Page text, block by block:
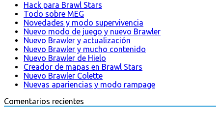
Hack para Brawl Stars
Todo sobre MEG
Novedades y modo supervivencia
Nuevo modo de juego y nuevo Brawler
Nuevo Brawler y actualización
Nuevo Brawler y mucho contenido
Nuevo Brawler de Hielo
Creador de mapas en Brawl Stars
Nuevo Brawler Colette
Nuevas apariencias y modo rampage
Comentarios recientes